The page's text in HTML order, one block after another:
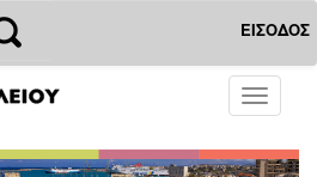
ΕΙΣΟΔΟΣ
Toggle